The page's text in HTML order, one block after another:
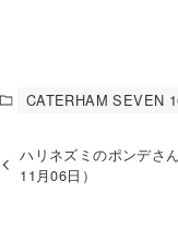
CATERHAM SEVEN
ハリネズミのポンデさ
11月06日）